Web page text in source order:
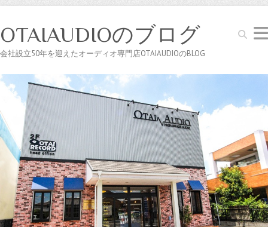
Search
OTAIAUDIOのブログ
会社設立50年を迎えたオーディオ専門店OTAIAUDIOのBLOG